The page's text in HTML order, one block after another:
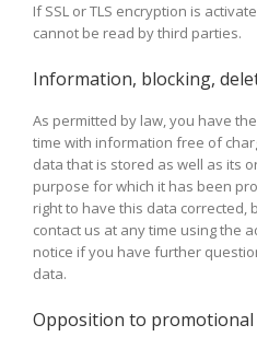
If SSL or TLS encryption is
cannot be read by third parties.
Information, blocking,
As permitted by law, you have
time with information free of
data that is stored as well as its
purpose for which it has been
right to have this data corrected,
contact us at any time using the
notice if you have further
data.
Opposition to promotional